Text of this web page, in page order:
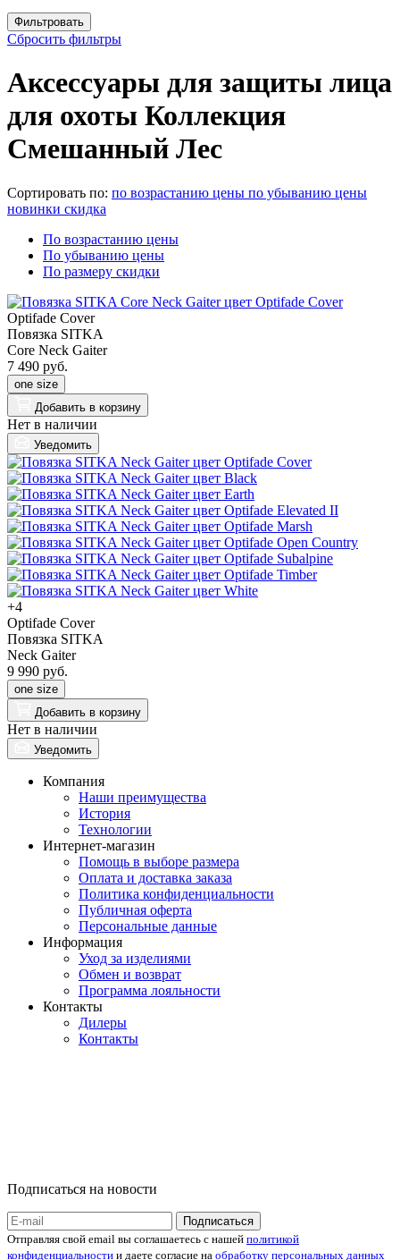
Сбросить фильтры
Аксессуары для защиты лица
для охоты Коллекция
Смешанный Лес
Сортировать по: по возрастанию цены по убыванию цены
новинки скидка
По возрастанию цены
По убыванию цены
По размеру скидки
Optifade Cover
Повязка SITKA
Core Neck Gaiter
7 490 руб.
one size
Добавить в корзину
Нет в наличии
Уведомить
+4
Optifade Cover
Повязка SITKA
Neck Gaiter
9 990 руб.
one size
Добавить в корзину
Нет в наличии
Уведомить
Компания
Наши преимущества
История
Технологии
Интернет-магазин
Помощь в выборе размера
Оплата и доставка заказа
Политика конфиденциальности
Публичная оферта
Персональные данные
Информация
Уход за изделиями
Обмен и возврат
Программа лояльности
Контакты
Дилеры
Контакты
Подписаться на новости
Отправляя свой email вы соглашаетесь с нашей политикой
конфиденциальности и даете согласие на обработку персональных данных